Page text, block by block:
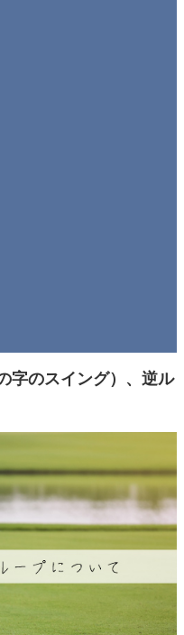
字のスイング）、逆ル